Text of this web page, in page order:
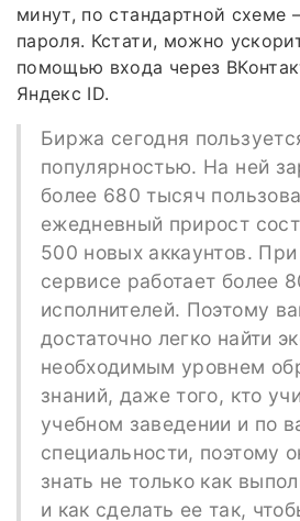
минут, по стандартной схеме
пароля. Кстати, можно
помощью входа через
Яндекс ID.
Биржа сегодня
популярностью. На ней
более 680 тысяч
ежедневный прирост
500 новых аккаунтов.
сервисе работает более
исполнителей. Поэтому
достаточно легко найти
необходимым уровнем
знаний, даже того, кто
учебном заведении и по
специальности, поэтому
знать не только как
и как сделать ее так,